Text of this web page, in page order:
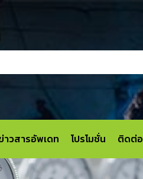
าวสารอัพเดท โปรโมชั่น ติดต่อ